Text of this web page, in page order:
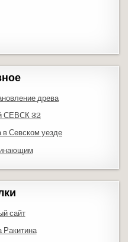
древа
СЕВСК 32
в Севском уезде
сайт
Ракитина